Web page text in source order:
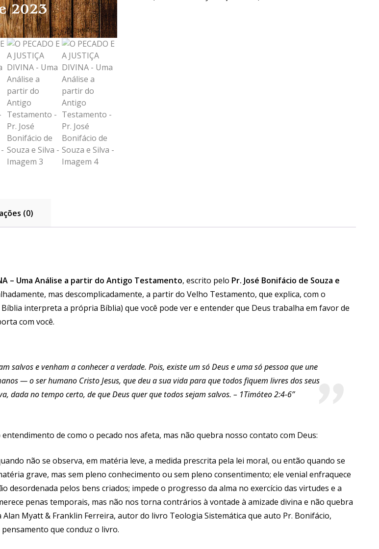
(0)
– Uma Análise a partir do Antigo Testamento, escrito pelo Pr. José Bonifácio de Souza e
mas descomplicadamente, a partir do Velho Testamento, que explica, com o
interpreta a própria Bíblia) que você pode ver e entender que Deus trabalha em favor de
com você.
salvos e venham a conhecer a verdade. Pois, existe um só Deus e uma só pessoa que une
— o ser humano Cristo Jesus, que deu a sua vida para que todos fiquem livres dos seus
dada no tempo certo, de que Deus quer que todos sejam salvos. – 1Timóteo 2:4-6”
de como o pecado nos afeta, mas não quebra nosso contato com Deus:
não se observa, em matéria leve, a medida prescrita pela lei moral, ou então quando se
grave, mas sem pleno conhecimento ou sem pleno consentimento; ele venial enfraquece
desordenada pelos bens criados; impede o progresso da alma no exercício das virtudes e a
penas temporais, mas não nos torna contrários à vontade à amizade divina e não quebra
Alan Myatt & Franklin Ferreira, autor do livro Teologia Sistemática que auto Pr. Bonifácio,
que conduz o livro.